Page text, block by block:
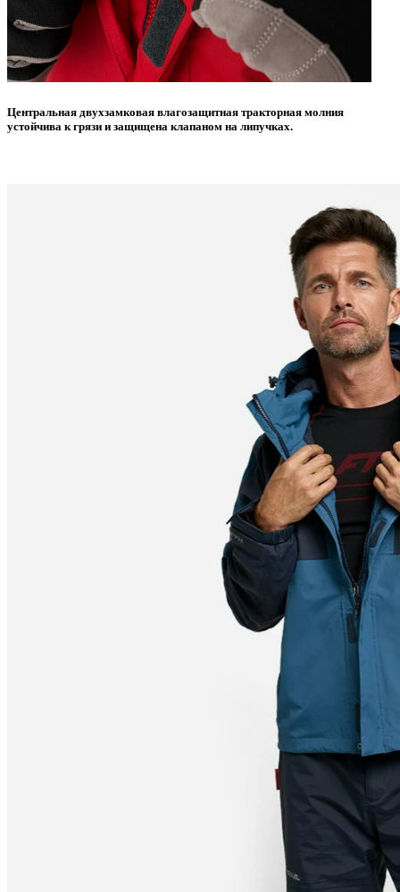
Центральная двухзамковая влагозащитная тракторная молния
устойчива к грязи и защищена клапаном на липучках.